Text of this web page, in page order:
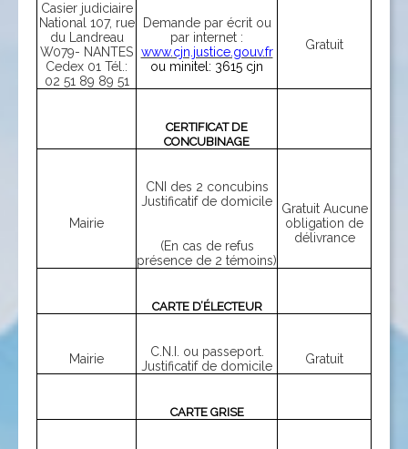
Casier judiciaire
National 107, rue
du Landreau
W079- NANTES
Cedex 01 Tél.:
02 51 89 89 51
Demande par écrit ou
par internet :
www.cjn.justice.gouv.fr
ou minitel: 3615 cjn
Gratuit
CERTIFICAT DE
CONCUBINAGE
Mairie
CNI des 2 concubins
Justificatif de domicile
(En cas de refus
présence de 2 témoins)
Gratuit Aucune
obligation de
délivrance
CARTE D’ÉLECTEUR
Mairie
C.N.I. ou passeport.
Justificatif de domicile
Gratuit
CARTE GRISE